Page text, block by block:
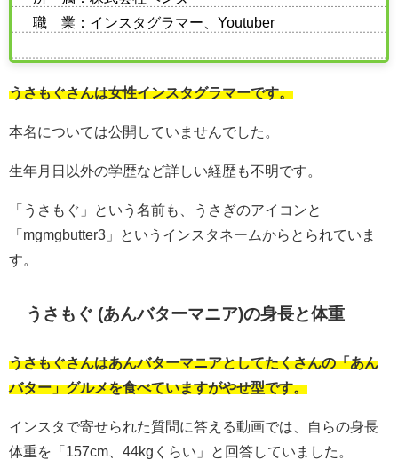
職 業：インスタグラマー、Youtuber
うさもぐさんは女性インスタグラマーです。
本名については公開していませんでした。
生年月日以外の学歴など詳しい経歴も不明です。
「うさもぐ」という名前も、うさぎのアイコンと
「mgmgbutter3」というインスタネームからとられていま
す。
うさもぐ (あんバターマニア)の身長と体重
うさもぐさんはあんバターマニアとしてたくさんの「あん
バター」グルメを食べていますがやせ型です。
インスタで寄せられた質問に答える動画では、自らの身長
体重を「157cm、44kgくらい」と回答していました。